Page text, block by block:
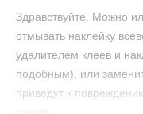
Здравствуйте. Можно
отмывать наклейку
удалителем клеев и
подобным), или
приведут к